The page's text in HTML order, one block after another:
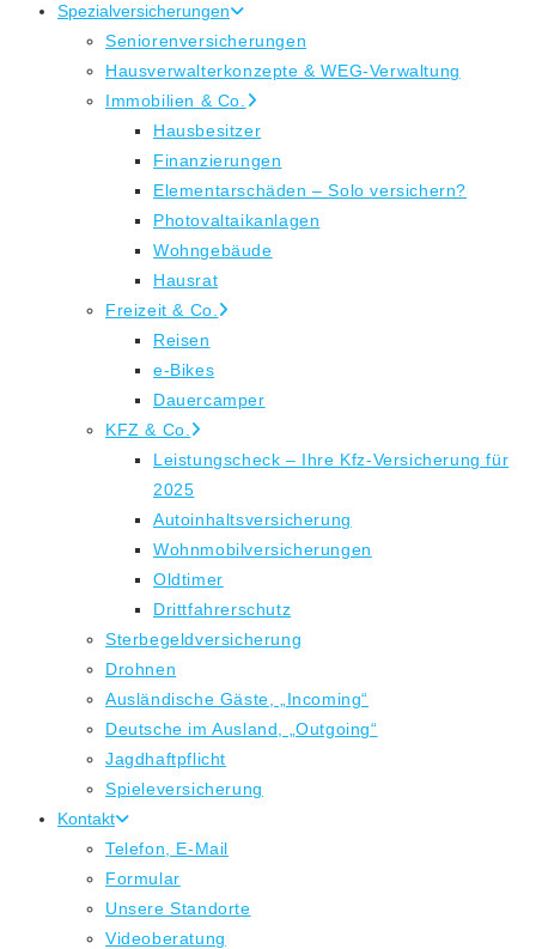
Spezialversicherungen
Seniorenversicherungen
Hausverwalterkonzepte & WEG-Verwaltung
Immobilien & Co.
Hausbesitzer
Finanzierungen
Elementarschäden – Solo versichern?
Photovaltaikanlagen
Wohngebäude
Hausrat
Freizeit & Co.
Reisen
e-Bikes
Dauercamper
KFZ & Co.
Leistungscheck – Ihre Kfz-Versicherung für
2025
Autoinhaltsversicherung
Wohnmobilversicherungen
Oldtimer
Drittfahrerschutz
Sterbegeldversicherung
Drohnen
Ausländische Gäste, „Incoming“
Deutsche im Ausland, „Outgoing“
Jagdhaftpflicht
Spieleversicherung
Kontakt
Telefon, E-Mail
Formular
Unsere Standorte
Videoberatung